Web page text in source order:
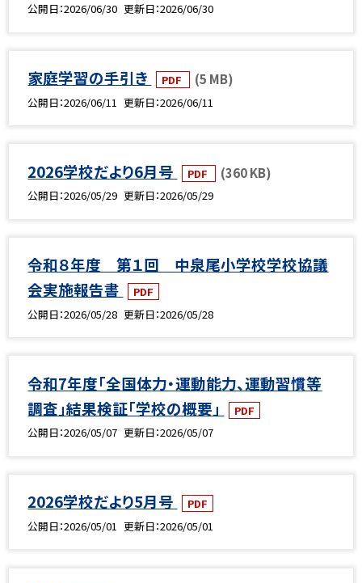
公開日 2026/06/30 更新日 2026/06/30
家庭学習の手引き PDF (5 MB)
公開日 2026/06/11 更新日 2026/06/11
2026学校だより6月号 PDF (360 KB)
公開日 2026/05/29 更新日 2026/05/29
令和８年度 第１回 中泉尾小学校学校協議
会実施報告書
PDF
公開日 2026/05/28 更新日 2026/05/28
令和7年度「全国体力・運動能力、運動習慣等
調査」結果検証「学校の概要」
PDF
公開日 2026/05/07 更新日 2026/05/07
2026学校だより5月号
PDF
公開日 2026/05/01 更新日 2026/05/01